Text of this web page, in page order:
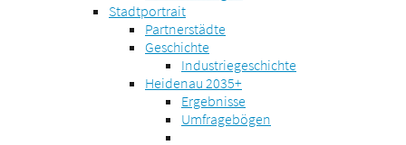
Stadtportrait
Partnerstädte
Geschichte
Industriegeschichte
Heidenau 2035+
Ergebnisse
Umfragebögen